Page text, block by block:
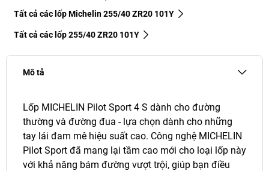
Tất cả các lốp Michelin 255/40 ZR20 101Y
Tất cả các lốp‎ 255/40 ZR20 101Y
Mô tả
Lốp MICHELIN Pilot Sport 4 S dành cho đường
thường và đường đua - lựa chọn dành cho những
tay lái đam mê hiệu suất cao. Công nghệ MICHELIN
Pilot Sport đã mang lại tầm cao mới cho loại lốp này
với khả năng bám đường vượt trội, giúp bạn điều